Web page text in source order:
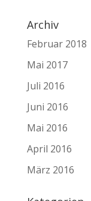
Archiv
Februar 2018
Mai 2017
Juli 2016
Juni 2016
Mai 2016
April 2016
März 2016